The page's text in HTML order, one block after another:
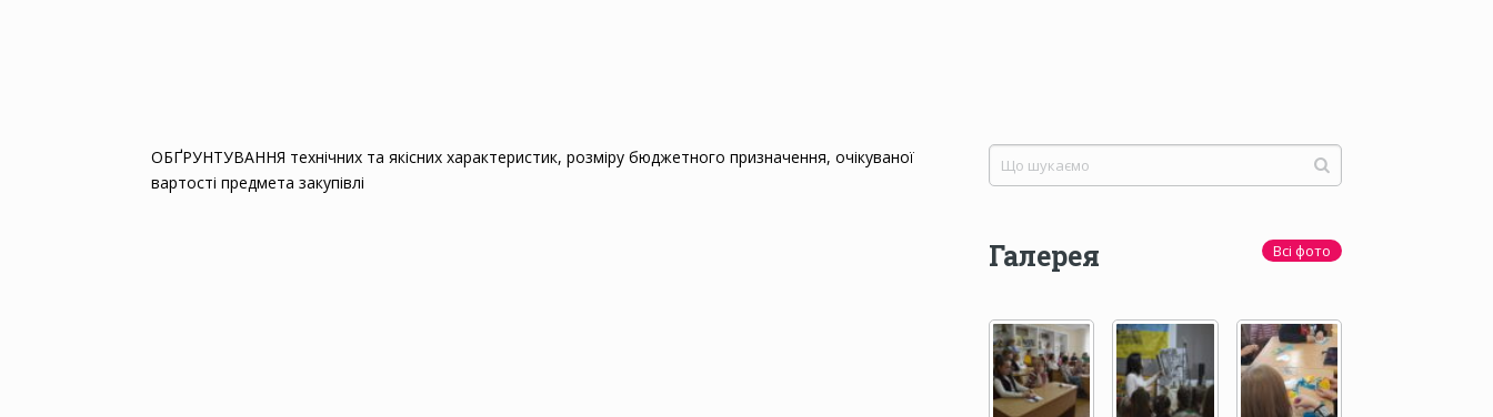
ОБҐРУНТУВАННЯ технічних та якісних характеристик, розміру бюджетного призначення, очікуваної
вартості предмета закупівлі
Галерея Всі фото